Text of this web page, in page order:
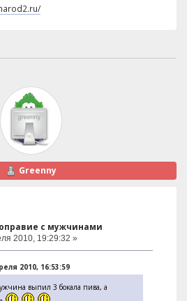
Greenny
с мужчинами
2010, 19:29:32 »
2010, 16:53:59
выпил 3 бокала пива, а